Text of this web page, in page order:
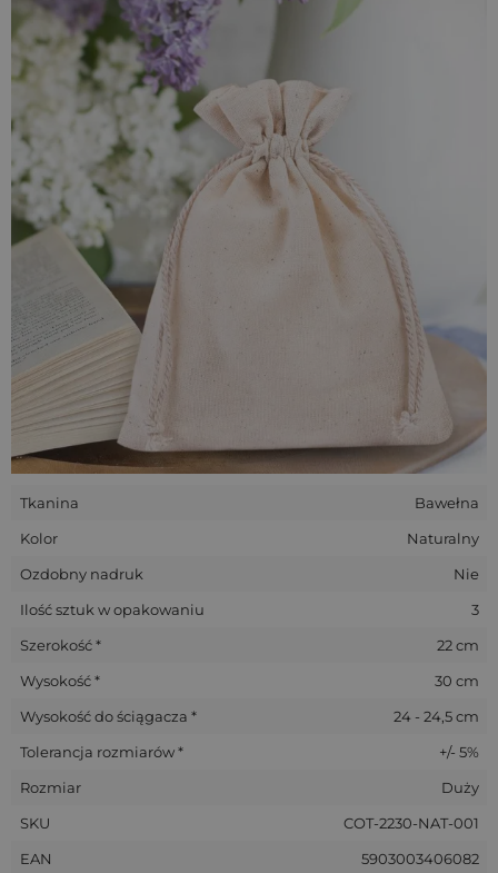
sprawdzą się w każdej sytuacji.
Możesz wykorzystać je w domu - doskonale pomagają w
organizacji kosmetyków, ubrań lub innych przedmiotów.
Nasi Klienci przechowują w torebeczkach również produkty
spożywcze - pieczywo, mąki, grzyby. Jeśli szukasz
eleganckiego opakowania na upominek dla bliskiej osoby lub
dla partnera biznesowego, wybierz materiałowe bawełniane
worki, które zawsze doskonale się prezentują.
Tkanina
Bawełna
Kolor
Naturalny
Ozdobny nadruk
Nie
Ilość sztuk w opakowaniu
3
Szerokość *
22 cm
Wysokość *
30 cm
Wysokość do ściągacza *
24 - 24,5 cm
Tolerancja rozmiarów *
+/- 5%
Rozmiar
Duży
SKU
COT-2230-NAT-001
EAN
5903003406082